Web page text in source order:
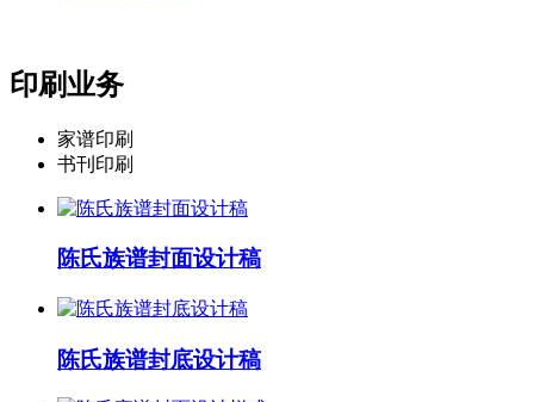
印刷业务
家谱印刷
书刊印刷
陈氏族谱封面设计稿
陈氏族谱封底设计稿